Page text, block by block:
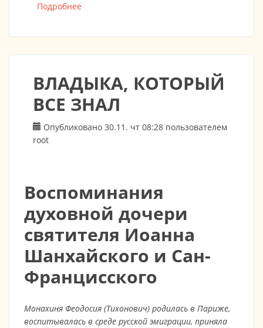
Подробнее
ВЛАДЫКА, КОТОРЫЙ
ВСЕ ЗНАЛ
Опубликовано 30.11. чт 08:28 пользователем
root
Воспоминания
духовной дочери
святителя Иоанна
Шанхайского и Сан-
Францисского
Монахиня Феодосия (Тихонович) родилась в Париже,
воспитывалась в среде русской эмиграции, приняла